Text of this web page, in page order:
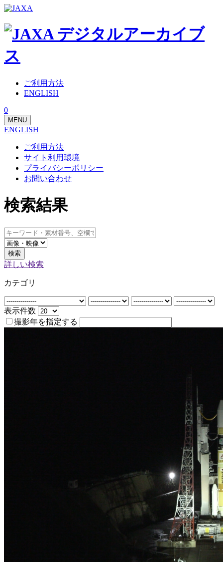
ご利用方法
ENGLISH
0
MENU
ENGLISH
ご利用方法
サイト利用環境
プライバシーポリシー
お問い合わせ
検索結果
検索
詳しい検索
カテゴリ
表示件数
撮影年を指定する